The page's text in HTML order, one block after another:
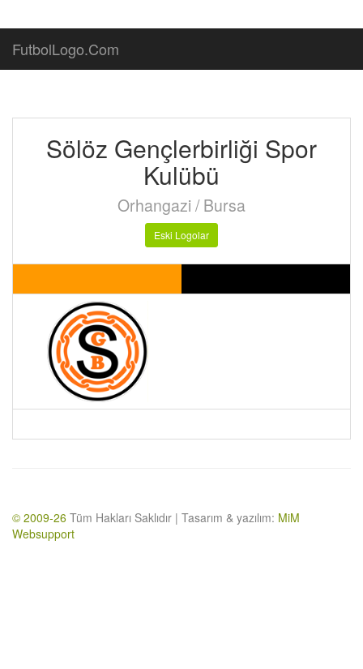
FutbolLogo.Com
Sölöz Gençlerbirliği Spor
Kulübü
Orhangazi / Bursa
Eski Logolar
© 2009-26 Tüm Hakları Saklıdır | Tasarım & yazılım: MiM
Websupport